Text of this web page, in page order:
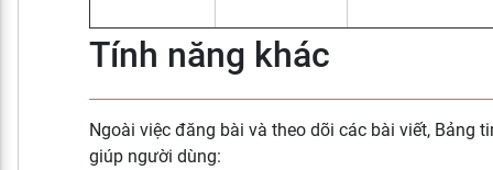
Tính năng khác
Ngoài việc đăng bài và theo dõi các bài viết, Bảng
giúp người dùng: